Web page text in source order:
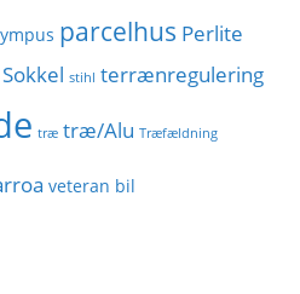
parcelhus Perlite
Sokkel stihl terrænregulering
træ træ/Alu Træfældning
veteran bil